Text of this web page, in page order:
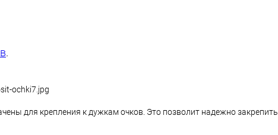
.
для крепления к дужкам очков. Это позволит надежно закрепить